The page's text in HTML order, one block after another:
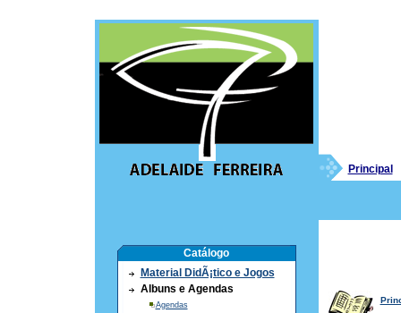
Principal
Catálogo
Material DidÃ¡tico e Jogos
Albuns e Agendas
Agendas